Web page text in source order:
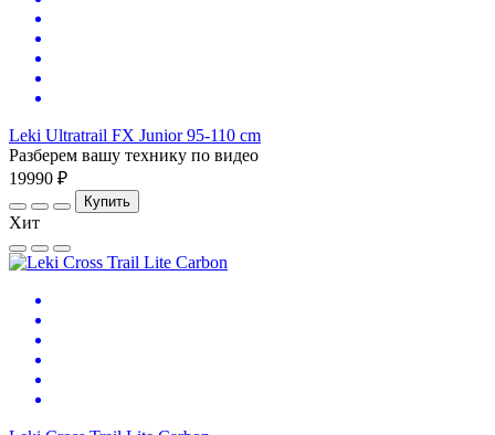
Leki Ultratrail FX Junior 95-110 cm
Разберем вашу технику по видео
19990 ₽
Купить
Хит